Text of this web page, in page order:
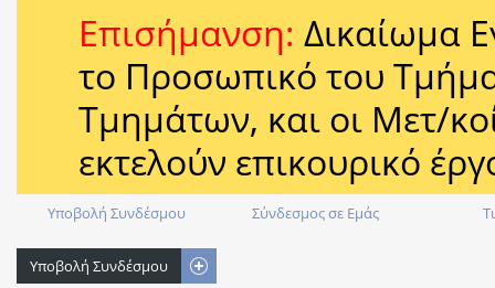
Επισήμανση: Δικαίωμα
το Προσωπικό του
Τμημάτων, και οι Μετ/
εκτελούν επικουρικό
Υποβολή Συνδέσμου Σύνδεσμος σε Εμάς
Υποβολή Συνδέσμου